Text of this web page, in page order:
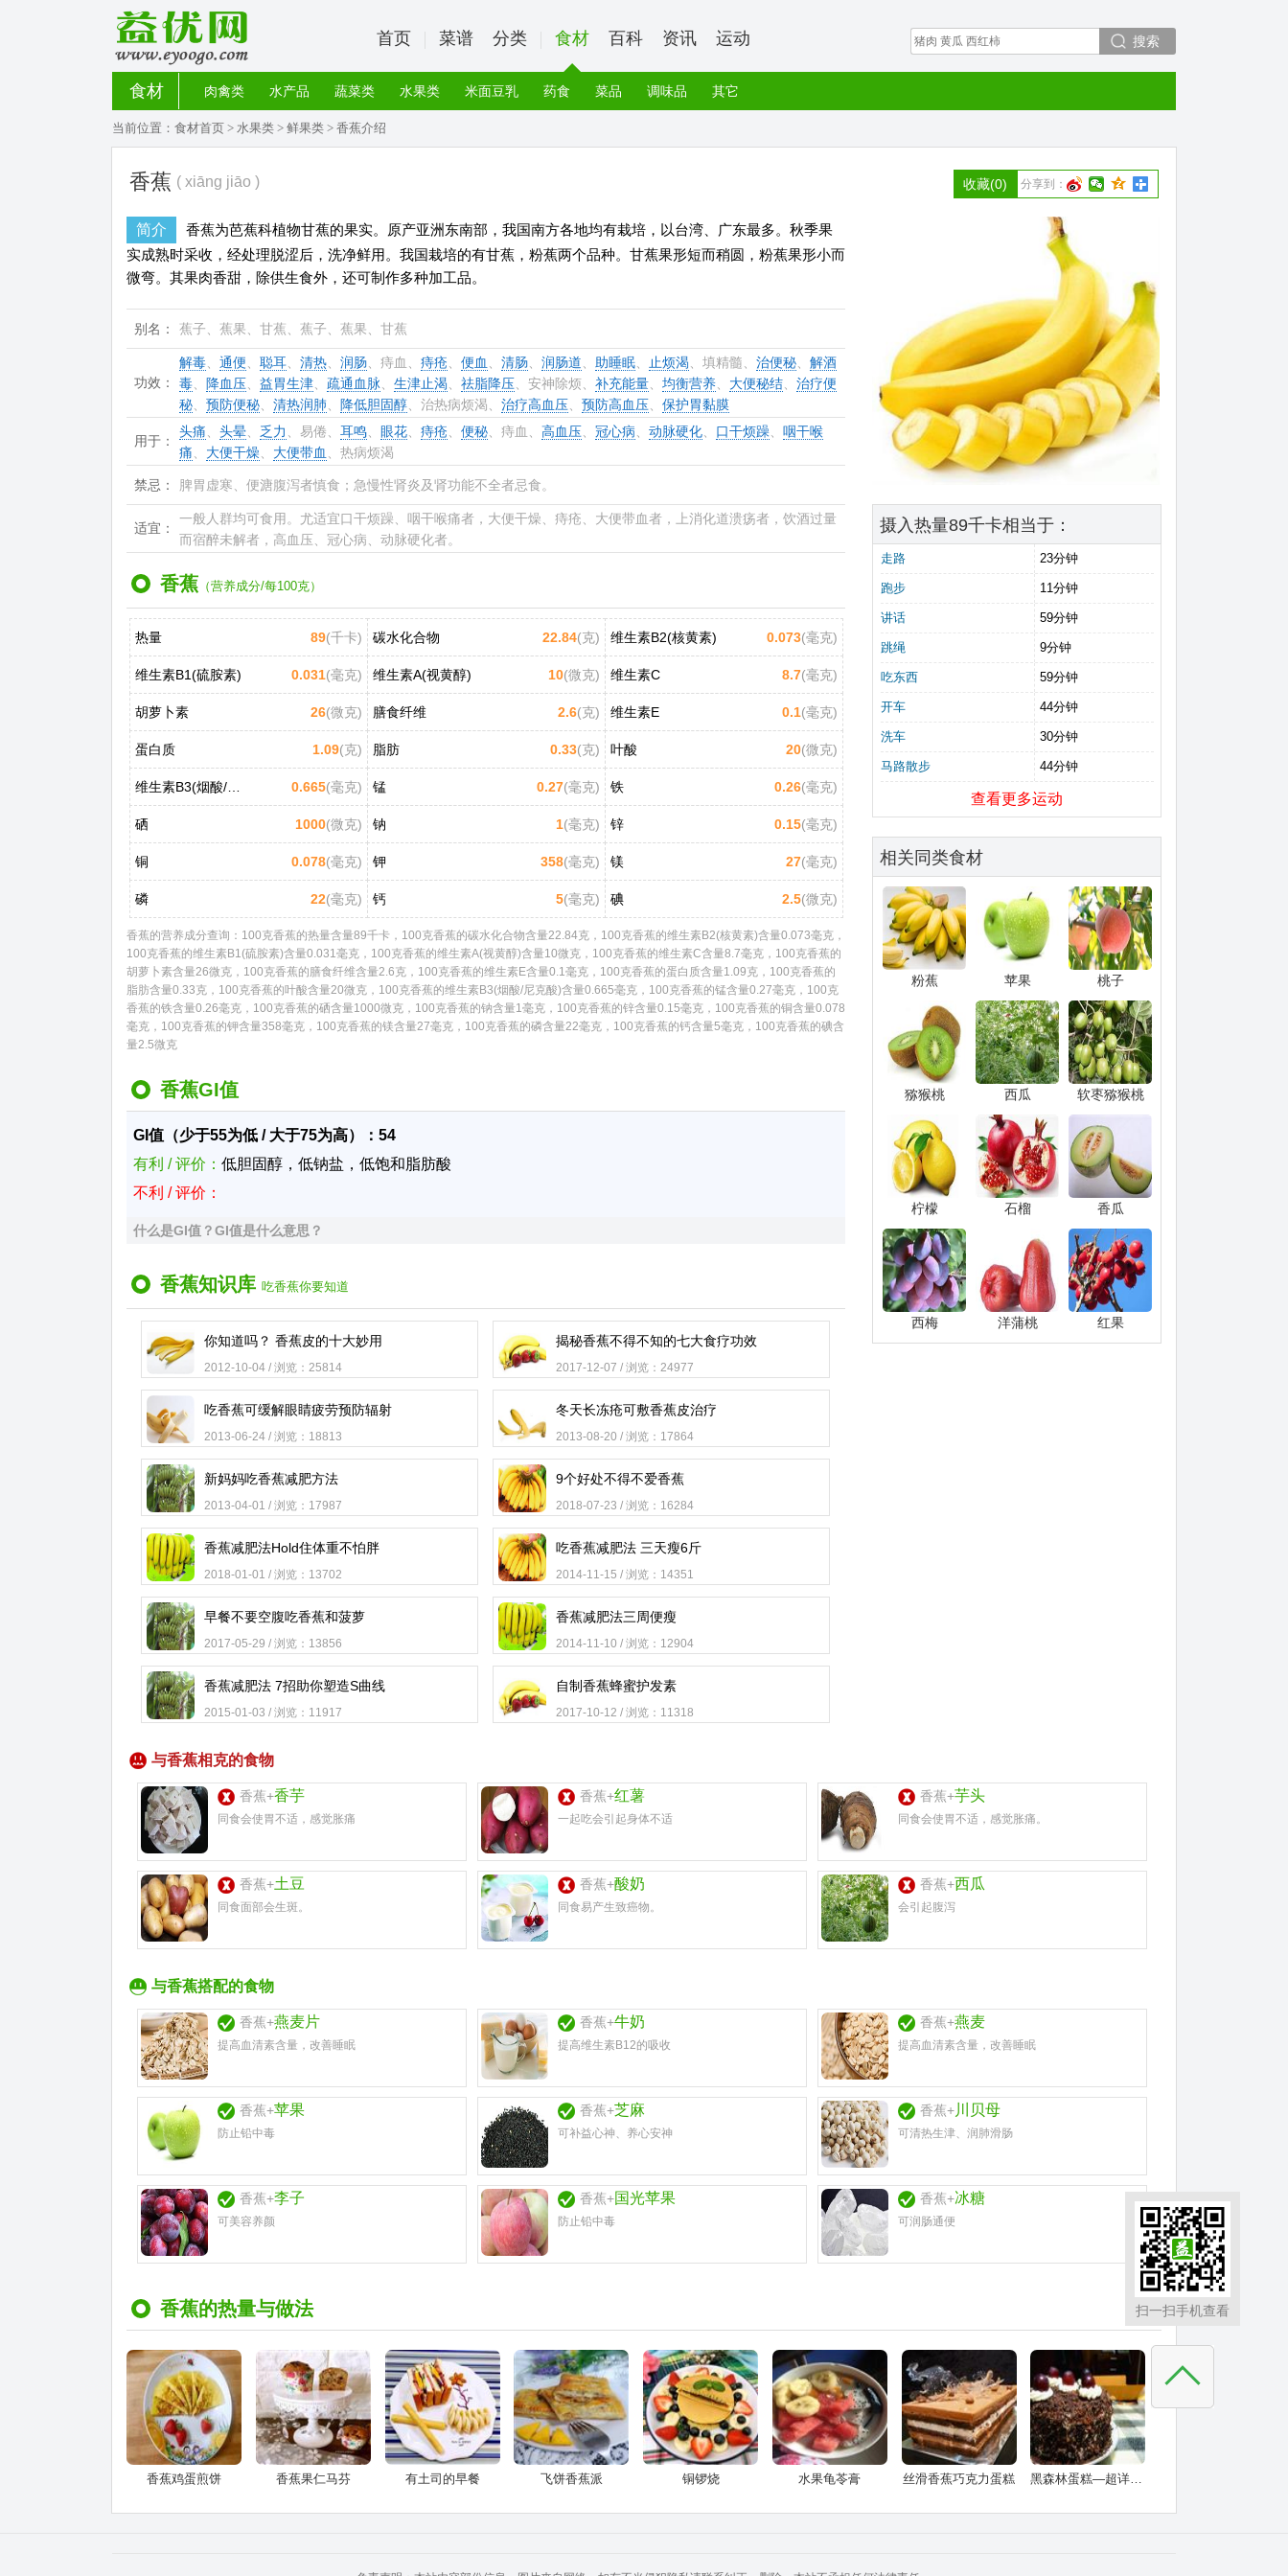
搜索
首页 菜谱 分类 食材 百科 资讯 运动
食材 肉禽类 水产品 蔬菜类 水果类 米面豆乳 药食 菜品 调味品 其它
当前位置： 食材首页 > 水果类 > 鲜果类 > 香蕉介绍
香蕉 ( xiāng jiāo ) 分享到：
收藏(0)
简介
香蕉为芭蕉科植物甘蕉的果实。原产亚洲东南部，我国南方各地均有栽培，以台湾、广东最多。秋季果
实成熟时采收，经处理脱涩后，洗净鲜用。我国栽培的有甘蕉，粉蕉两个品种。甘蕉果形短而稍圆，粉蕉果形小而
微弯。其果肉香甜，除供生食外，还可制作多种加工品。
别名： 蕉子、蕉果、甘蕉、蕉子、蕉果、甘蕉
功效：
解毒 通便 聪耳 清热 润肠 、痔血、 痔疮 便血 清肠 润肠道 助睡眠 止烦渴 、填精髓、 治便秘
解酒
毒
降血压 益胃生津 疏通血脉 生津止渴 祛脂降压 、安神除烦、 补充能量 均衡营养 大便秘结
治疗便
秘
预防便秘 清热润肺 降低胆固醇 、治热病烦渴、 治疗高血压 预防高血压 保护胃黏膜
用于：
头痛 头晕 乏力 、易倦、 耳鸣 眼花 痔疮 便秘 、痔血、 高血压 冠心病 动脉硬化 口干烦躁
咽干喉
痛
大便干燥 大便带血 、热病烦渴
禁忌： 脾胃虚寒、便溏腹泻者慎食；急慢性肾炎及肾功能不全者忌食。
适宜：
一般人群均可食用。尤适宜口干烦躁、咽干喉痛者，大便干燥、痔疮、大便带血者，上消化道溃疡者，饮酒过量
而宿醉未解者，高血压、冠心病、动脉硬化者。
香蕉 （营养成分/每100克）
热量 89(千卡) 碳水化合物 22.84(克) 维生素B2(核黄素) 0.073(毫克)
维生素B1(硫胺素) 0.031(毫克) 维生素A(视黄醇) 10(微克) 维生素C 8.7(毫克)
胡萝卜素 26(微克) 膳食纤维 2.6(克) 维生素E 0.1(毫克)
蛋白质 1.09(克) 脂肪 0.33(克) 叶酸 20(微克)
维生素B3(烟酸/尼克酸) 0.665(毫克) 锰 0.27(毫克) 铁 0.26(毫克)
硒 1000(微克) 钠 1(毫克) 锌 0.15(毫克)
铜 0.078(毫克) 钾 358(毫克) 镁 27(毫克)
磷 22(毫克) 钙 5(毫克) 碘 2.5(微克)
香蕉的营养成分查询：100克香蕉的热量含量89千卡，100克香蕉的碳水化合物含量22.84克，100克香蕉的维生素B2(核黄素)含量0.073毫克，
100克香蕉的维生素B1(硫胺素)含量0.031毫克，100克香蕉的维生素A(视黄醇)含量10微克，100克香蕉的维生素C含量8.7毫克，100克香蕉的
胡萝卜素含量26微克，100克香蕉的膳食纤维含量2.6克，100克香蕉的维生素E含量0.1毫克，100克香蕉的蛋白质含量1.09克，100克香蕉的
脂肪含量0.33克，100克香蕉的叶酸含量20微克，100克香蕉的维生素B3(烟酸/尼克酸)含量0.665毫克，100克香蕉的锰含量0.27毫克，100克
香蕉的铁含量0.26毫克，100克香蕉的硒含量1000微克，100克香蕉的钠含量1毫克，100克香蕉的锌含量0.15毫克，100克香蕉的铜含量0.078
毫克，100克香蕉的钾含量358毫克，100克香蕉的镁含量27毫克，100克香蕉的磷含量22毫克，100克香蕉的钙含量5毫克，100克香蕉的碘含
量2.5微克
香蕉GI值
GI值（少于55为低 / 大于75为高）：54
有利 / 评价： 低胆固醇，低钠盐，低饱和脂肪酸
不利 / 评价：
什么是GI值？GI值是什么意思？
香蕉知识库 吃香蕉你要知道
你知道吗？ 香蕉皮的十大妙用
2012-10-04 / 浏览：25814
揭秘香蕉不得不知的七大食疗功效
2017-12-07 / 浏览：24977
吃香蕉可缓解眼睛疲劳预防辐射
2013-06-24 / 浏览：18813
冬天长冻疮可敷香蕉皮治疗
2013-08-20 / 浏览：17864
新妈妈吃香蕉减肥方法
2013-04-01 / 浏览：17987
9个好处不得不爱香蕉
2018-07-23 / 浏览：16284
香蕉减肥法Hold住体重不怕胖
2018-01-01 / 浏览：13702
吃香蕉减肥法 三天瘦6斤
2014-11-15 / 浏览：14351
早餐不要空腹吃香蕉和菠萝
2017-05-29 / 浏览：13856
香蕉减肥法三周便瘦
2014-11-10 / 浏览：12904
香蕉减肥法 7招助你塑造S曲线
2015-01-03 / 浏览：11917
自制香蕉蜂蜜护发素
2017-10-12 / 浏览：11318
摄入热量89千卡相当于：
走路 23分钟
跑步 11分钟
讲话 59分钟
跳绳 9分钟
吃东西 59分钟
开车 44分钟
洗车 30分钟
马路散步 44分钟
查看更多运动
相关同类食材
粉蕉 苹果 桃子
猕猴桃 西瓜 软枣猕猴桃
柠檬 石榴 香瓜
西梅 洋蒲桃 红果
与香蕉相克的食物
香蕉+香芋
同食会使胃不适，感觉胀痛
香蕉+红薯
一起吃会引起身体不适
香蕉+芋头
同食会使胃不适，感觉胀痛。
香蕉+土豆
同食面部会生斑。
香蕉+酸奶
同食易产生致癌物。
香蕉+西瓜
会引起腹泻
与香蕉搭配的食物
香蕉+燕麦片
提高血清素含量，改善睡眠
香蕉+牛奶
提高维生素B12的吸收
香蕉+燕麦
提高血清素含量，改善睡眠
香蕉+苹果
防止铅中毒
香蕉+芝麻
可补益心神、养心安神
香蕉+川贝母
可清热生津、润肺滑肠
香蕉+李子
可美容养颜
香蕉+国光苹果
防止铅中毒
香蕉+冰糖
可润肠通便
香蕉的热量与做法
香蕉鸡蛋煎饼 香蕉果仁马芬 有土司的早餐 飞饼香蕉派 铜锣烧 水果龟苓膏 丝滑香蕉巧克力蛋糕 黑森林蛋糕—超详细步骤分解
扫一扫手机查看